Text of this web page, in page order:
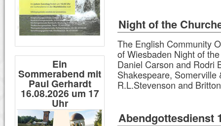
Night of the
The English Community
of Wiesbaden Night of
Daniel Carson and Rodri
Shakespeare, Somerville
R.L.Stevenson and
Abendgottesdienst
Ein
Sommerabend mit
Paul Gerhardt
16.08.2026 um 17
Uhr